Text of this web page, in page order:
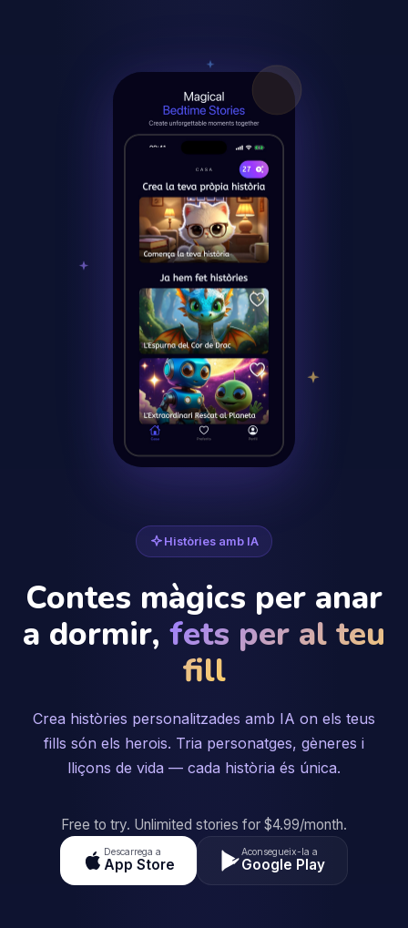
Històries amb IA
Contes màgics per anar
a dormir, fets per al teu
fill
Crea històries personalitzades amb IA on els teus
fills són els herois. Tria personatges, gèneres i
lliçons de vida — cada història és única.
Free to try. Unlimited stories for $4.99/month.
Descarrega a
App Store
Aconsegueix-la a
Google Play